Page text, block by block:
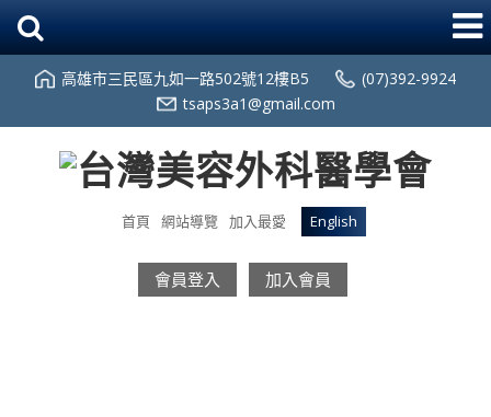
高雄市三民區九如一路502號12樓B5
(07)392-9924
tsaps3a1@gmail.com
首頁 網站導覽 加入最愛 English
會員登入 加入會員